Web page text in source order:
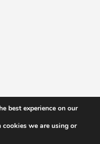
Federazioa
best experience on our
we are using or